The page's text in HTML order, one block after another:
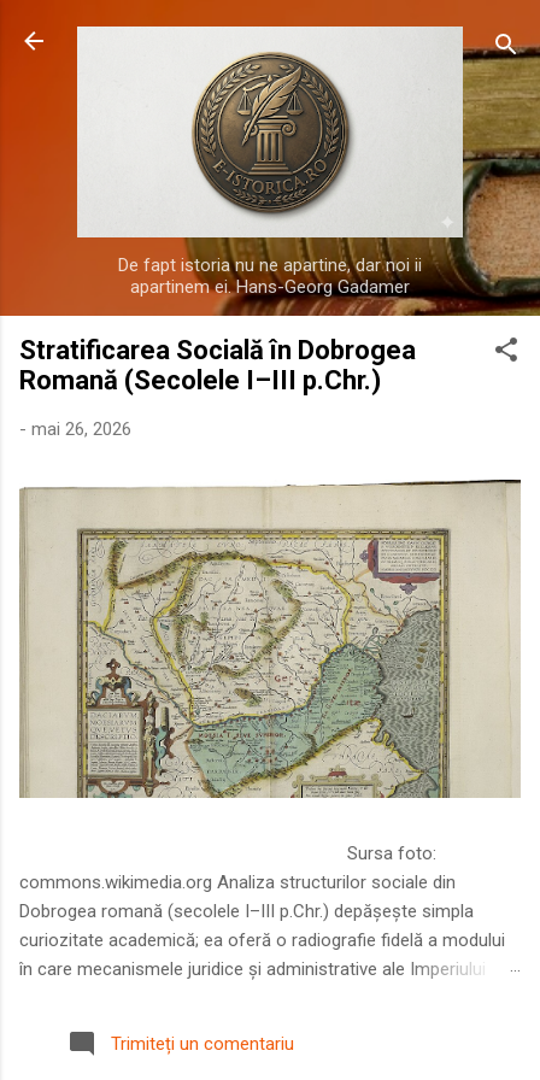
Treceți la conținutul principal
De fapt istoria nu ne apartine, dar noi ii
apartinem ei. Hans-Georg Gadamer
Stratificarea Socială în Dobrogea
Romană (Secolele I–III p.Chr.)
- mai 26, 2026
Sursa foto:
commons.wikimedia.org Analiza structurilor sociale din
Dobrogea romană (secolele I–III p.Chr.) depășește simpla
curiozitate academică; ea oferă o radiografie fidelă a modului
în care mecanismele juridice și administrative ale Imperiului
Într-o epocă în care prosperitatea excepțională a lumii romane
era susținută de o mobilitate socială dinamică și de o libertate
Trimiteți un comentariu